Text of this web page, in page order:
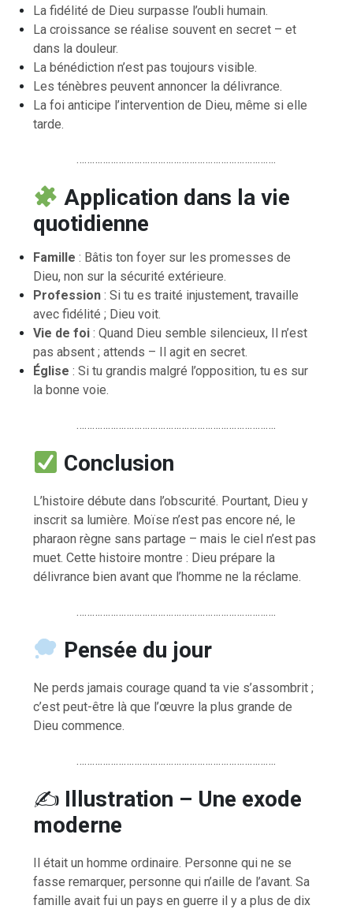
La fidélité de Dieu surpasse l’oubli humain.
La croissance se réalise souvent en secret – et
dans la douleur.
La bénédiction n’est pas toujours visible.
Les ténèbres peuvent annoncer la délivrance.
La foi anticipe l’intervention de Dieu, même si elle
tarde.
………………………………………………………………….
Application dans la vie
quotidienne
Famille : Bâtis ton foyer sur les promesses de
Dieu, non sur la sécurité extérieure.
Profession : Si tu es traité injustement, travaille
avec fidélité ; Dieu voit.
Vie de foi : Quand Dieu semble silencieux, Il n’est
pas absent ; attends – Il agit en secret.
Église : Si tu grandis malgré l’opposition, tu es sur
la bonne voie.
………………………………………………………………….
Conclusion
L’histoire débute dans l’obscurité. Pourtant, Dieu y
inscrit sa lumière. Moïse n’est pas encore né, le
pharaon règne sans partage – mais le ciel n’est pas
muet. Cette histoire montre : Dieu prépare la
délivrance bien avant que l’homme ne la réclame.
………………………………………………………………….
Pensée du jour
Ne perds jamais courage quand ta vie s’assombrit ;
c’est peut-être là que l’œuvre la plus grande de
Dieu commence.
………………………………………………………………….
✍️ Illustration – Une exode
moderne
Il était un homme ordinaire. Personne qui ne se
fasse remarquer, personne qui n’aille de l’avant. Sa
famille avait fui un pays en guerre il y a plus de dix